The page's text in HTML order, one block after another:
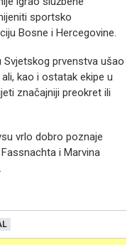
sportsko
Bosne i Hercegovine.
prvenstva ušao
kao i ostatak ekipe u
značajniji preokret ili
vrlo dobro poznaje
i Marvina